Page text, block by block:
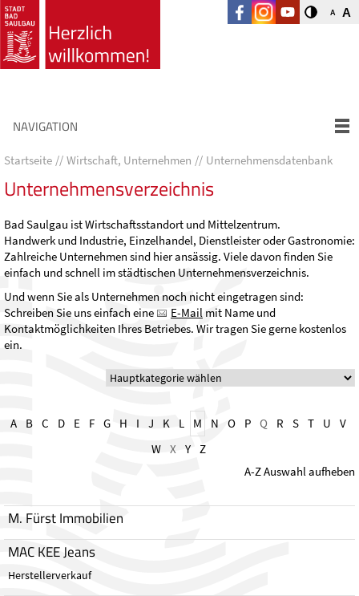
A A
NAVIGATION
Startseite Wirtschaft, Unternehmen Unternehmensdatenbank
Unternehmensverzeichnis
Bad Saulgau ist Wirtschaftsstandort und Mittelzentrum.
Handwerk und Industrie, Einzelhandel, Dienstleister oder Gastronomie:
Zahlreiche Unternehmen sind hier ansässig. Viele davon finden Sie
einfach und schnell im städtischen Unternehmensverzeichnis.
Und wenn Sie als Unternehmen noch nicht eingetragen sind:
Schreiben Sie uns einfach eine
E-Mail mit Name und
Kontaktmöglichkeiten Ihres Betriebes. Wir tragen Sie gerne kostenlos
ein.
A B C D E F G H I J K L M N O P Q R S T U
V
W
X Y
Z
A-Z Auswahl aufheben
M. Fürst Immobilien
MAC KEE Jeans
Herstellerverkauf